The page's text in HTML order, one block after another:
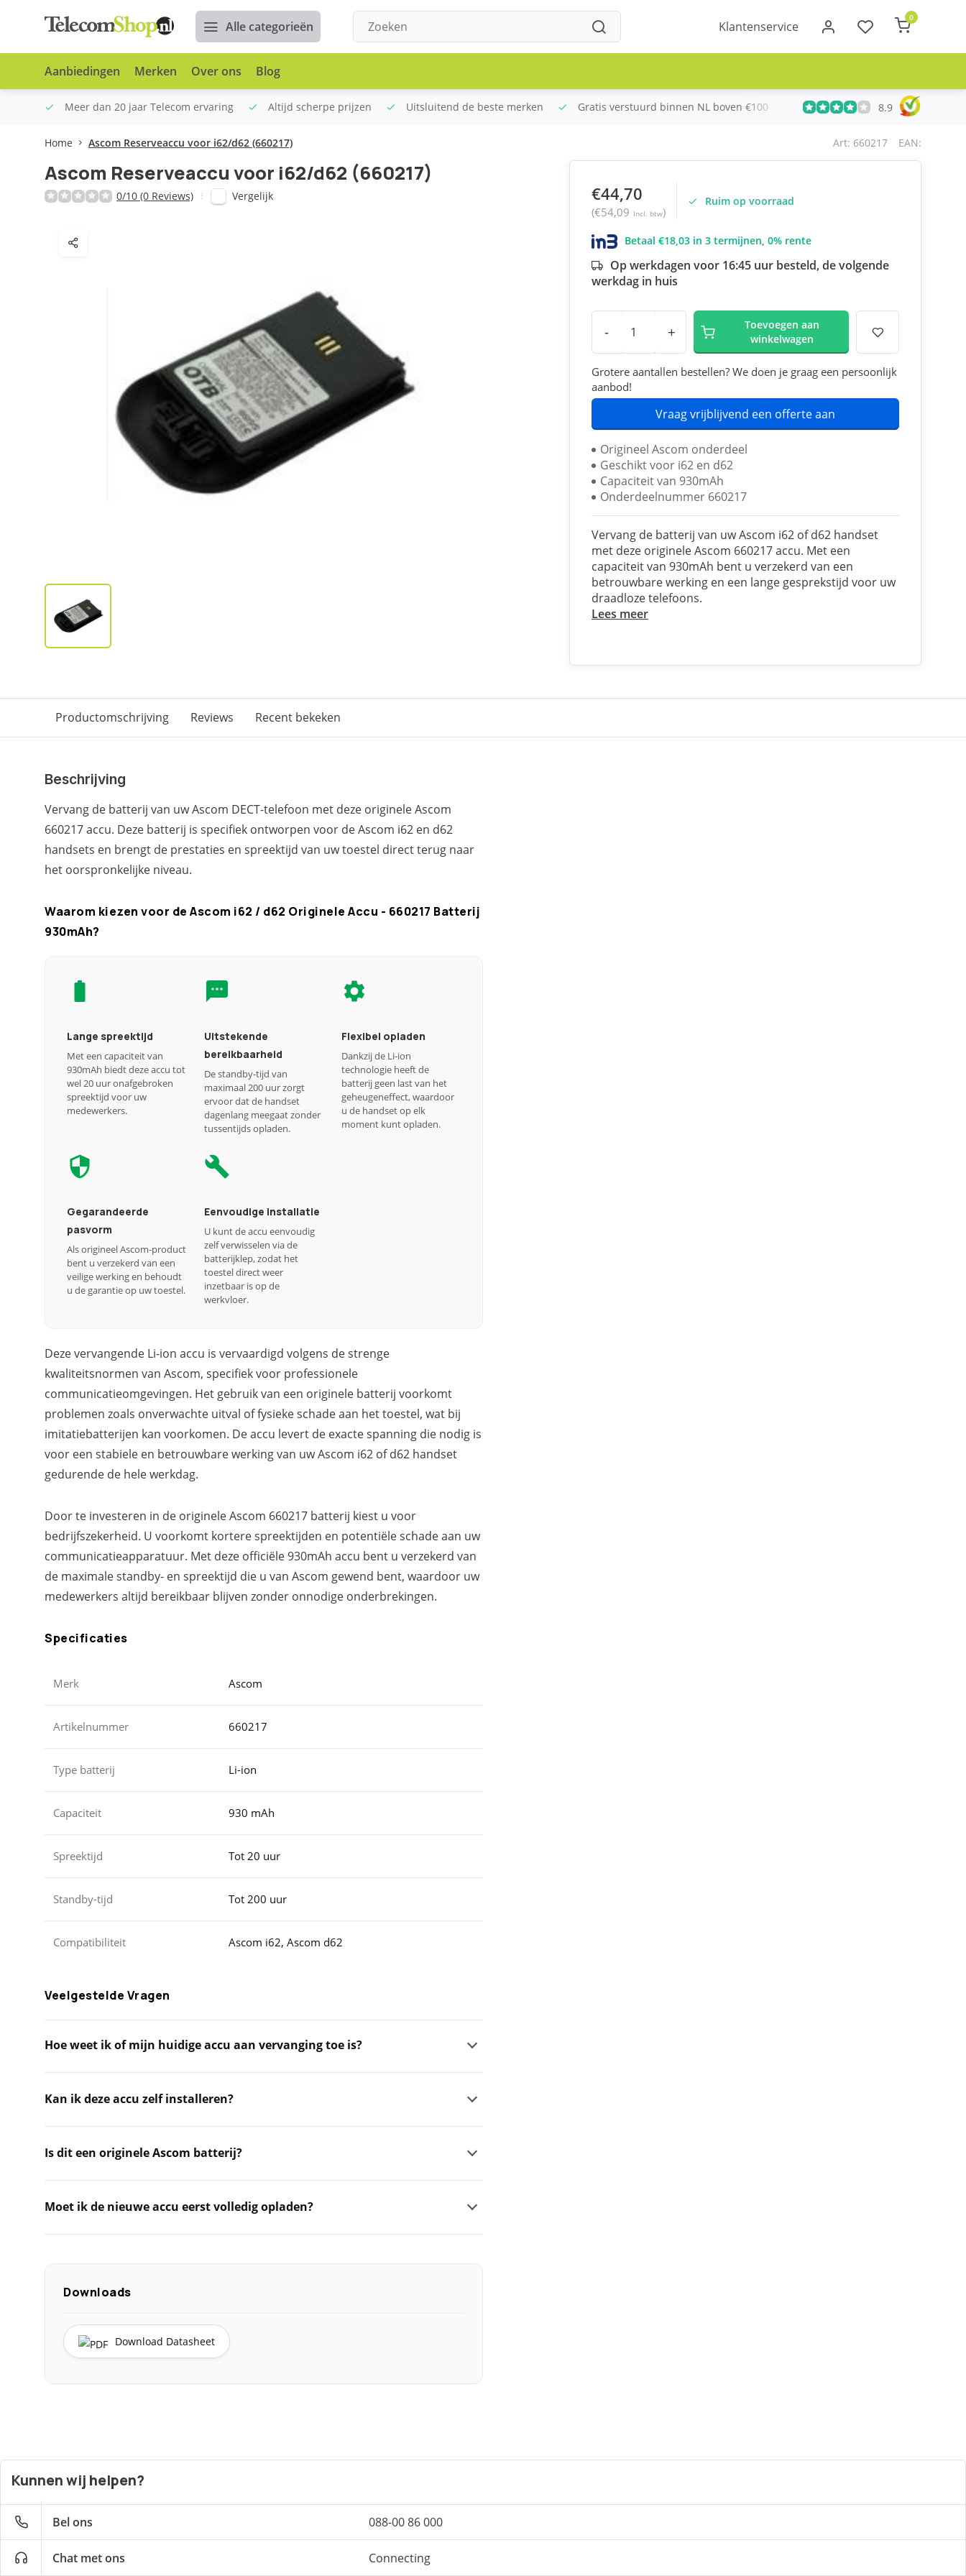
Alle categorieën Klantenservice
0
Aanbiedingen Merken Over ons Blog
Meer dan 20 jaar Telecom ervaring Altijd scherpe prijzen Uitsluitend de beste merken Gratis verstuurd binnen NL boven €100 Meer dan 20 jaar Telecom
8.9
Home Ascom Reserveaccu voor i62/d62 (660217) Art: 660217 EAN:
Ascom Reserveaccu voor i62/d62 (660217)
0/10 (0 Reviews) Vergelijk €44,70
(€54,09 Incl. btw)
Ruim op voorraad
Betaal €18,03 in 3 termijnen, 0% rente
Op werkdagen voor 16:45 uur besteld, de volgende
werkdag in huis
- +
Toevoegen aan
winkelwagen
Grotere aantallen bestellen? We doen je graag een persoonlijk
aanbod!
Vraag vrijblijvend een offerte aan
Origineel Ascom onderdeel
Geschikt voor i62 en d62
Capaciteit van 930mAh
Onderdeelnummer 660217
Vervang de batterij van uw Ascom i62 of d62 handset
met deze originele Ascom 660217 accu. Met een
capaciteit van 930mAh bent u verzekerd van een
betrouwbare werking en een lange gesprekstijd voor uw
draadloze telefoons.
Lees meer
Productomschrijving Reviews Recent bekeken
Beschrijving
Vervang de batterij van uw Ascom DECT-telefoon met deze originele Ascom
660217 accu. Deze batterij is specifiek ontworpen voor de Ascom i62 en d62
handsets en brengt de prestaties en spreektijd van uw toestel direct terug naar
het oorspronkelijke niveau.
Waarom kiezen voor de Ascom i62 / d62 Originele Accu - 660217 Batterij
930mAh?
Lange spreektijd
Met een capaciteit van
930mAh biedt deze accu tot
wel 20 uur onafgebroken
spreektijd voor uw
medewerkers.
Uitstekende
bereikbaarheid
De standby-tijd van
maximaal 200 uur zorgt
ervoor dat de handset
dagenlang meegaat zonder
tussentijds opladen.
Flexibel opladen
Dankzij de Li-ion
technologie heeft de
batterij geen last van het
geheugeneffect, waardoor
u de handset op elk
moment kunt opladen.
Gegarandeerde
pasvorm
Als origineel Ascom-product
bent u verzekerd van een
veilige werking en behoudt
u de garantie op uw toestel.
Eenvoudige installatie
U kunt de accu eenvoudig
zelf verwisselen via de
batterijklep, zodat het
toestel direct weer
inzetbaar is op de
werkvloer.
Deze vervangende Li-ion accu is vervaardigd volgens de strenge
kwaliteitsnormen van Ascom, specifiek voor professionele
communicatieomgevingen. Het gebruik van een originele batterij voorkomt
problemen zoals onverwachte uitval of fysieke schade aan het toestel, wat bij
imitatiebatterijen kan voorkomen. De accu levert de exacte spanning die nodig is
voor een stabiele en betrouwbare werking van uw Ascom i62 of d62 handset
gedurende de hele werkdag.
Door te investeren in de originele Ascom 660217 batterij kiest u voor
bedrijfszekerheid. U voorkomt kortere spreektijden en potentiële schade aan uw
communicatieapparatuur. Met deze officiële 930mAh accu bent u verzekerd van
de maximale standby- en spreektijd die u van Ascom gewend bent, waardoor uw
medewerkers altijd bereikbaar blijven zonder onnodige onderbrekingen.
Specificaties
Merk Ascom
Artikelnummer 660217
Type batterij Li-ion
Capaciteit 930 mAh
Spreektijd Tot 20 uur
Standby-tijd Tot 200 uur
Compatibiliteit Ascom i62, Ascom d62
Veelgestelde Vragen
Hoe weet ik of mijn huidige accu aan vervanging toe is?
Kan ik deze accu zelf installeren?
Is dit een originele Ascom batterij?
Moet ik de nieuwe accu eerst volledig opladen?
Downloads
Download Datasheet
Kunnen wij helpen?
Bel ons 088-00 86 000
Chat met ons Connecting